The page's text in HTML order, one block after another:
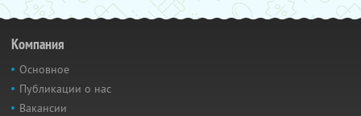
Компания
Основное
Публикации о нас
Вакансии